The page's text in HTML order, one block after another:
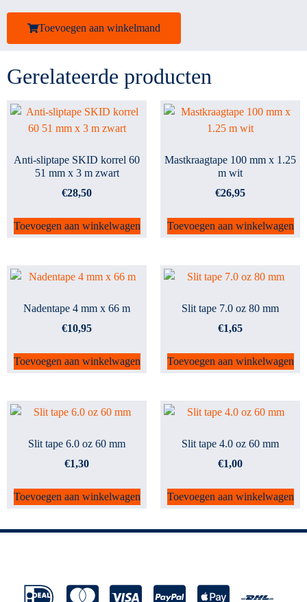
Toevoegen aan winkelmand
Gerelateerde producten
Anti-sliptape SKID korrel 60
51 mm x 3 m zwart
€28,50
Toevoegen aan winkelwagen
Mastkraagtape 100 mm x 1.25
m wit
€26,95
Toevoegen aan winkelwagen
Nadentape 4 mm x 66 m
€10,95
Toevoegen aan winkelwagen
Slit tape 7.0 oz 80 mm
€1,65
Toevoegen aan winkelwagen
Slit tape 6.0 oz 60 mm
€1,30
Toevoegen aan winkelwagen
Slit tape 4.0 oz 60 mm
€1,00
Toevoegen aan winkelwagen